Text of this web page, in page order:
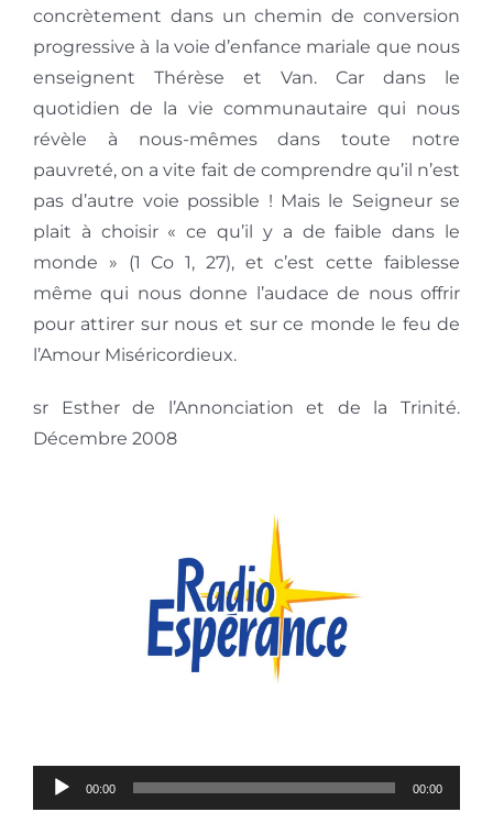
concrètement dans un chemin de conversion
progressive à la voie d’enfance mariale que nous
enseignent Thérèse et Van. Car dans le
quotidien de la vie communautaire qui nous
révèle à nous-mêmes dans toute notre
pauvreté, on a vite fait de comprendre qu’il n’est
pas d’autre voie possible ! Mais le Seigneur se
plait à choisir « ce qu’il y a de faible dans le
monde » (1 Co 1, 27), et c’est cette faiblesse
même qui nous donne l’audace de nous offrir
pour attirer sur nous et sur ce monde le feu de
l’Amour Miséricordieux.
sr Esther de l’Annonciation et de la Trinité.
Décembre 2008
Lecteur
audio
00:00 00:00